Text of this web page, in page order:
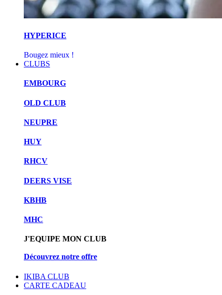
HYPERICE
Bougez mieux !
CLUBS
EMBOURG
OLD CLUB
NEUPRE
HUY
RHCV
DEERS VISE
KBHB
MHC
J'EQUIPE MON CLUB
Découvrez notre offre
IKIBA CLUB
CARTE CADEAU